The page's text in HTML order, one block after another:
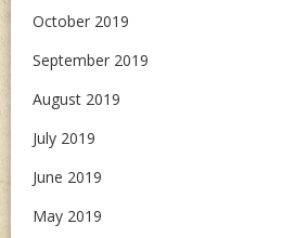
October 2019
September 2019
August 2019
July 2019
June 2019
May 2019